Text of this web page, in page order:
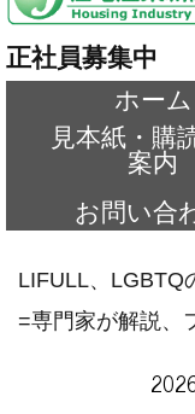
正社員募集中
ホーム
見本紙・購
案内
お問い合
LIFULL、LGBTQ
=専門家が解説、